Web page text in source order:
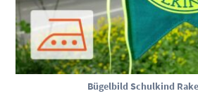
Bügelbild Schulkind